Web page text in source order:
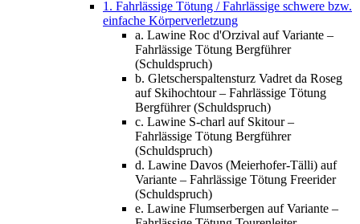
1. Fahrlässige Tötung / Fahrlässige schwere bzw.
einfache Körperverletzung
a. Lawine Roc d'Orzival auf Variante –
Fahrlässige Tötung Bergführer
(Schuldspruch)
b. Gletscherspaltensturz Vadret da Roseg
auf Skihochtour – Fahrlässige Tötung
Bergführer (Schuldspruch)
c. Lawine S-charl auf Skitour –
Fahrlässige Tötung Bergführer
(Schuldspruch)
d. Lawine Davos (Meierhofer-Tälli) auf
Variante – Fahrlässige Tötung Freerider
(Schuldspruch)
e. Lawine Flumserbergen auf Variante –